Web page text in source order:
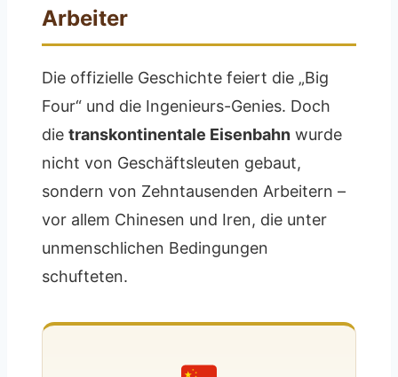
Arbeiter
Die offizielle Geschichte feiert die „Big
Four“ und die Ingenieurs-Genies. Doch
die transkontinentale Eisenbahn wurde
nicht von Geschäftsleuten gebaut,
sondern von Zehntausenden Arbeitern –
vor allem Chinesen und Iren, die unter
unmenschlichen Bedingungen
schufteten.